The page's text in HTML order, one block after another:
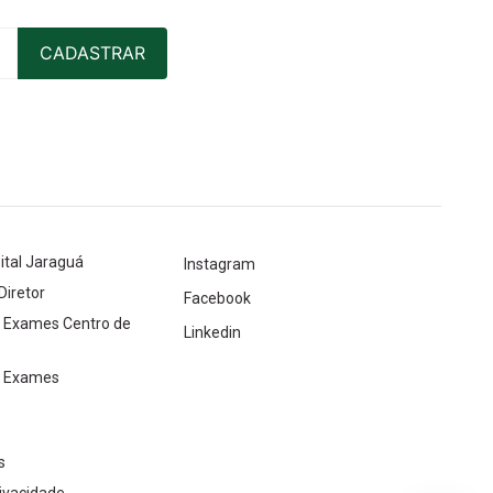
Jaraguá
Centro de
Exames
Instagram
Facebook
Linkedin